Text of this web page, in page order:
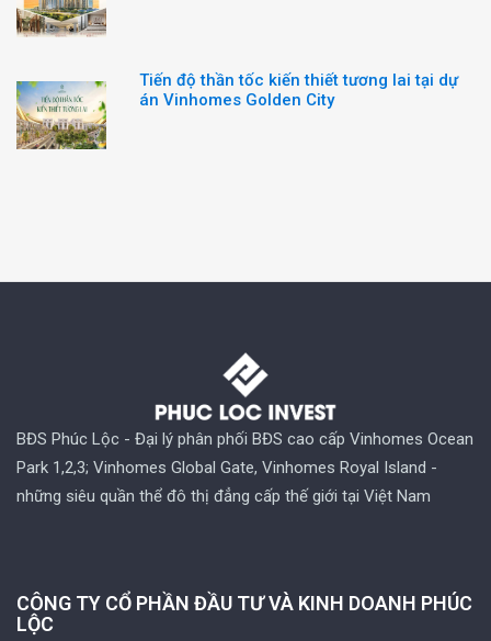
Tiến độ thần tốc kiến thiết tương lai tại dự
án Vinhomes Golden City
BĐS Phúc Lộc - Đại lý phân phối BĐS cao cấp Vinhomes Ocean
Park 1,2,3; Vinhomes Global Gate, Vinhomes Royal Island -
những siêu quần thể đô thị đẳng cấp thế giới tại Việt Nam
CÔNG TY CỔ PHẦN ĐẦU TƯ VÀ KINH DOANH PHÚC
LỘC